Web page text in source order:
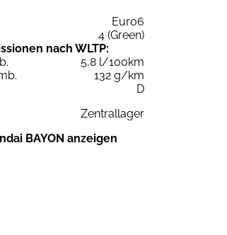
Euro6
4 (Green)
nach WLTP:
5,8 l/100km
132 g/km
D
Zentrallager
BAYON anzeigen